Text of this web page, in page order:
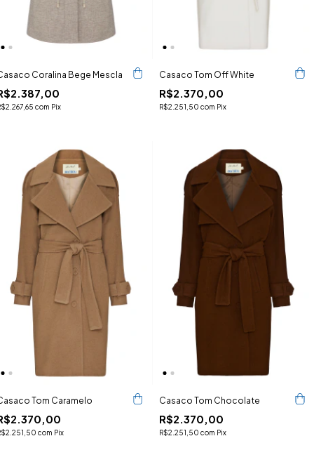
Coralina Bege Mescla
com Pix
Casaco Tom Off White
R$2.370,00
R$2.251,50 com Pix
Tom Caramelo
com Pix
Casaco Tom Chocolate
R$2.370,00
R$2.251,50 com Pix